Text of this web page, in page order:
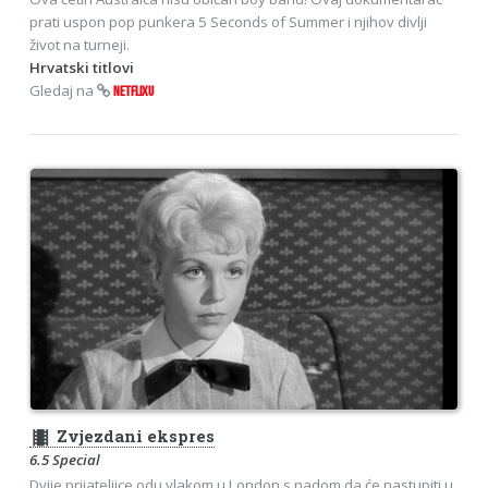
prati uspon pop punkera 5 Seconds of Summer i njihov divlji
život na turneji.
Hrvatski titlovi
Gledaj na
NETFLIXU
theaters Zvjezdani ekspres
6.5 Special